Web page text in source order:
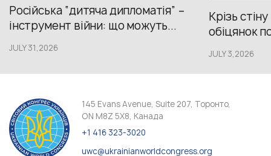
Російська “дитяча дипломатія” –
інструмент війни: що можуть...
JULY 31,2026
Крізь
обіцянок
JULY 3,2026
145 Evans Avenue, Suite 207, Торонто,
ON M8Z 5X8, Канада
+1 416 323-3020
uwc@ukrainianworldcongress.org